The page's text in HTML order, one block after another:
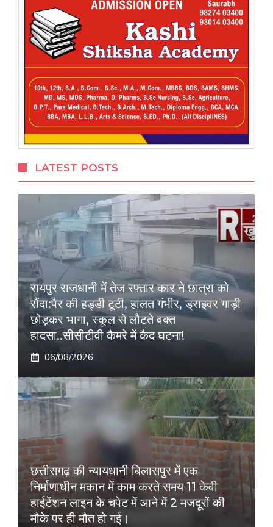
LATEST POSTS
रायपुर राजधानी में तेज रफ्तार कार ने छात्रा को
रौंदा:पैर की हड्डी टूटी, हालत गंभीर, ड्राइवर गाड़ी
छोड़कर भागा, स्कूल से लौटते वक्त
हादसा..सीसीटीवी कैमरे में कैद घटना!
06/08/2026
छत्तीसगढ़ की न्यायधानी बिलासपुर में एक
निर्माणाधीन मकान में काम करते समय 11 केवी
हाईटेंशन लाइन के चपेट में आने में 2 मजदूरों की
मौके पर ही मौत हो गई।